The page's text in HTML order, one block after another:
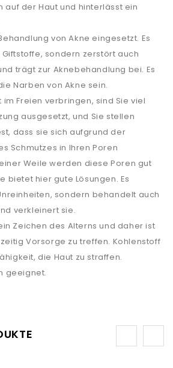
auf der Haut und hinterlässt ein
von Akne eingesetzt. Es
sondern zerstört auch
trägt zur Aknebehandlung bei. Es
Narben von Akne sein.
im Freien verbringen, sind Sie viel
ausgesetzt, und Sie stellen
dass sie sich aufgrund der
Schmutzes in Ihren Poren
Weile werden diese Poren gut
bietet hier gute Lösungen. Es
sondern behandelt auch
verkleinert sie.
Zeichen des Alterns und daher ist
Vorsorge zu treffen. Kohlenstoff
die Haut zu straffen.
geeignet.